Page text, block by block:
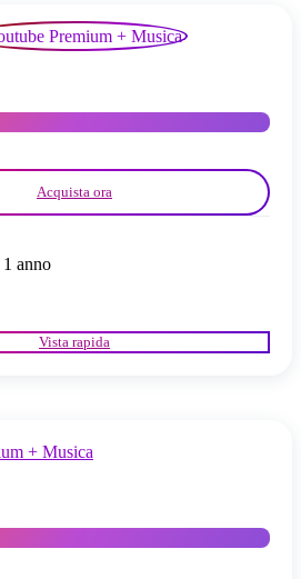
Acquista ora
1 anno
Vista rapida